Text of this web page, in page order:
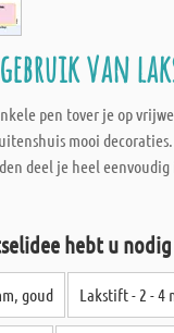
van
pen tover je op
mooi
deel je heel
hebt u nodig
goud Lakstift - 2 - 4